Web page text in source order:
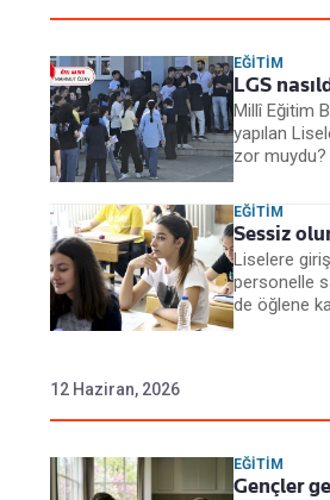
EĞITIM
LGS
Millî Eğitim
yapılan
zor muydu?
EĞITIM
Sessiz
Liselere
personelle
de öğlene
12 Haziran, 2026
EĞITIM
Gençler